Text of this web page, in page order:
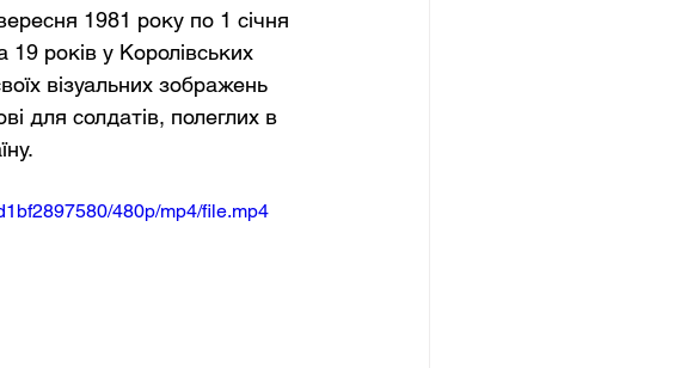
1981 року по 1 січня
19 років у Королівських
візуальних зображень
для солдатів, полеглих в
480p/mp4/file.mp4